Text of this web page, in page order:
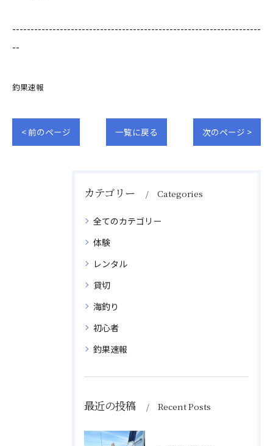
--------------------------------------------------------------------
--
釣果速報
< 前のページ 一覧に戻る 次のページ >
カテゴリー Categories
全てのカテゴリー
体験
レンタル
貸切
海釣り
初心者
釣果速報
最近の投稿 Recent Posts